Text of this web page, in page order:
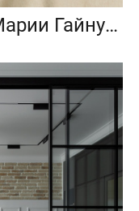
Квартира по проекту Марии Гайнуллиной и Аиды Гильмутдиновой